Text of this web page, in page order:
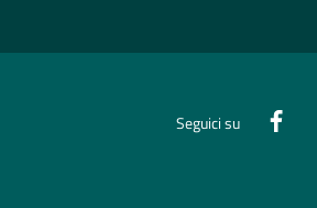
Seguici su